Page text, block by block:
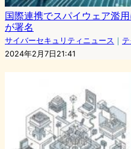
国際連携でスパイウェア濫
が署名
サイバーセキュリティニュース ｜
2024年2月7日21:41